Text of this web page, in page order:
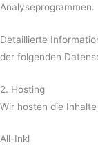
Analyseprogrammen.
Detaillierte
der folgenden
2. Hosting
Wir hosten die
All-Inkl